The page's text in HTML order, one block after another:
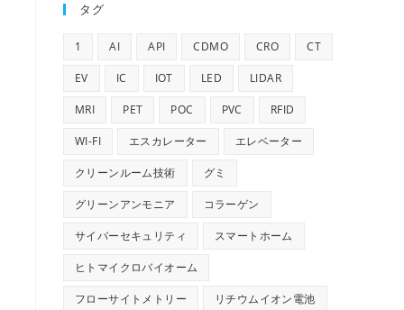
タグ
1 AI API CDMO CRO CT
EV IC IOT LED LIDAR
MRI PET POC PVC RFID
WI-FI エスカレーター エレベーター
クリーンルーム技術 グミ
グリーンアンモニア コラーゲン
サイバーセキュリティ スマートホーム
ヒトマイクロバイオーム
フローサイトメトリー リチウムイオン電池